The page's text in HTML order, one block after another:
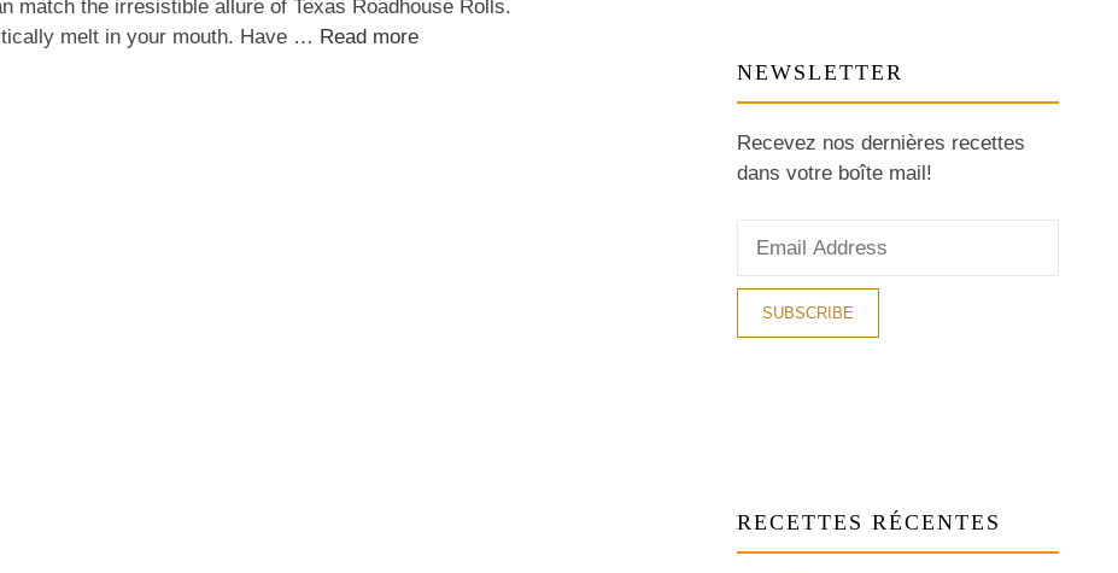
match the irresistible allure of Texas Roadhouse Rolls.
melt in your mouth. Have … Read more
NEWSLETTER
Recevez nos dernières recettes
dans votre boîte mail!
RECETTES RÉCENTES